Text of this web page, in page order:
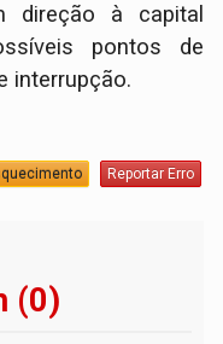
direção à capital
pontos de
interrupção.
Reportar Erro
(0)